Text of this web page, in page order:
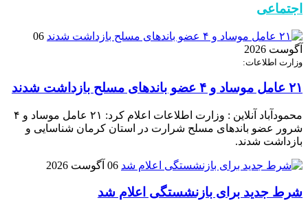
اجتماعی
06
آگوست 2026
وزارت اطلاعات:
۲۱ عامل موساد و ۴ عضو باند‌های مسلح بازداشت شدند
محمودآباد آنلاین : وزارت اطلاعات اعلام کرد: ۲۱ عامل موساد و ۴
شرور عضو باند‌های مسلح شرارت در استان کرمان شناسایی و
بازداشت شدند.
06 آگوست 2026
شرط جدید برای بازنشستگی اعلام شد